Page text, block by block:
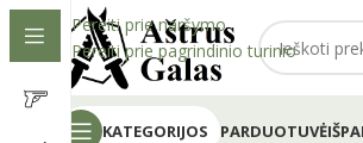
Pereiti prie naršymo
Pereiti prie pagrindinio turinio
KATEGORIJOS PARDUOTUVĖ